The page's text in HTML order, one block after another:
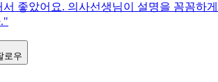
좋았어요. 의사선생님이 설명을 꼼꼼하게
"
로우